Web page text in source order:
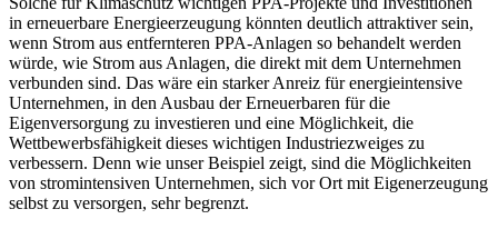
in erneuerbare Energieerzeugung könnten deutlich attraktiver sein,
wenn Strom aus entfernteren PPA-Anlagen so behandelt werden
würde, wie Strom aus Anlagen, die direkt mit dem Unternehmen
verbunden sind. Das wäre ein starker Anreiz für energieintensive
Unternehmen, in den Ausbau der Erneuerbaren für die
Eigenversorgung zu investieren und eine Möglichkeit, die
Wettbewerbsfähigkeit dieses wichtigen Industriezweiges zu
verbessern. Denn wie unser Beispiel zeigt, sind die Möglichkeiten
von stromintensiven Unternehmen, sich vor Ort mit Eigenerzeugung
selbst zu versorgen, sehr begrenzt.